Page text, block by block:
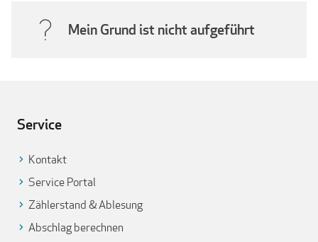
Mein Grund ist nicht aufgeführt
Service
Kontakt
Service Portal
Zählerstand & Ablesung
Abschlag berechnen